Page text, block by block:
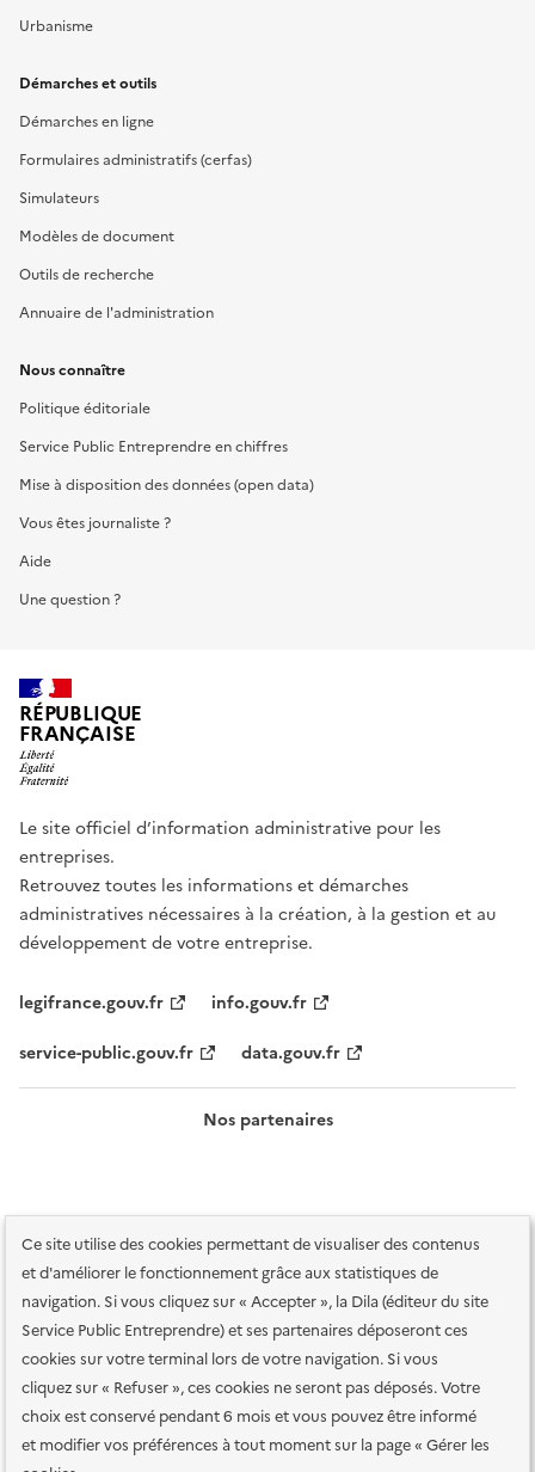
Ce site utilise des cookies permettant de visualiser des contenus
et d'améliorer le fonctionnement grâce aux statistiques de
navigation. Si vous cliquez sur « Accepter », la Dila (éditeur du site
Service Public Entreprendre) et ses partenaires déposeront ces
cookies sur votre terminal lors de votre navigation. Si vous
cliquez sur « Refuser », ces cookies ne seront pas déposés. Votre
choix est conservé pendant 6 mois et vous pouvez être informé
et modifier vos préférences à tout moment sur la page « Gérer les
Urbanisme
Démarches et outils
Démarches en ligne
Formulaires administratifs (cerfas)
Simulateurs
Modèles de document
Outils de recherche
Annuaire de l'administration
Nous connaître
Politique éditoriale
Service Public Entreprendre en chiffres
Mise à disposition des données (open data)
Vous êtes journaliste ?
Aide
Une question ?
RÉPUBLIQUE
FRANÇAISE
Le site officiel d’information administrative pour les
entreprises.
Retrouvez toutes les informations et démarches
administratives nécessaires à la création, à la gestion et au
développement de votre entreprise.
legifrance.gouv.fr
info.gouv.fr
service-public.gouv.fr
data.gouv.fr
Nos partenaires
Plan du site Accessibilité : totalement conforme
Accessibilité des
services en ligne
Mentions légales Données personnelles et sécurité
Conditions générales d'utilisation
Gestion des cookies
Paramètres d'affichage